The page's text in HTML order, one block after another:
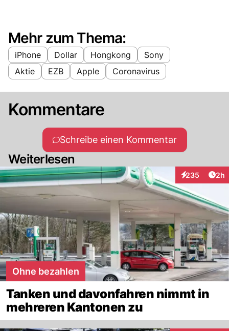
Mehr zum Thema:
iPhone Dollar Hongkong
Sony
Aktie
EZB Apple Coronavirus
Kommentare
Schreibe einen Kommentar
Weiterlesen
235
Interaktionen
2h
Ohne bezahlen
Tanken und davonfahren nimmt in
mehreren Kantonen zu